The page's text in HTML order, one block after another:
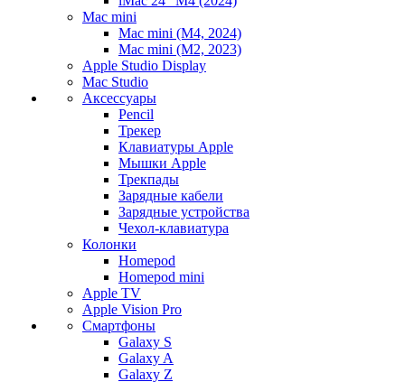
Mac mini
Mac mini (M4, 2024)
Mac mini (M2, 2023)
Apple Studio Display
Mac Studio
Аксессуары
Pencil
Трекер
Клавиатуры Apple
Мышки Apple
Трекпады
Зарядные кабели
Зарядные устройства
Чехол-клавиатура
Колонки
Homepod
Homepod mini
Apple TV
Apple Vision Pro
Смартфоны
Galaxy S
Galaxy A
Galaxy Z